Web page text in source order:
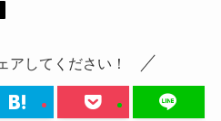
アしてください！